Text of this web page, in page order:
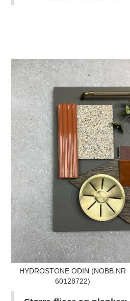
HYDROSTONE ODIN (NOBB.NR
60128722)